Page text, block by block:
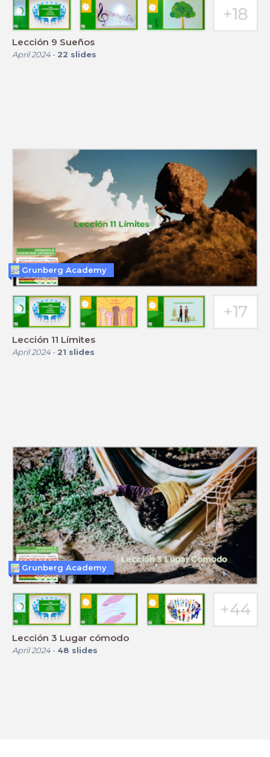
Lección 9 Sueños
April 2024- 22 slides
Lección 11 Límites
April 2024- 21 slides
Grunberg Academy
Lección 3 Lugar cómodo
April 2024- 48 slides
Grunberg Academy